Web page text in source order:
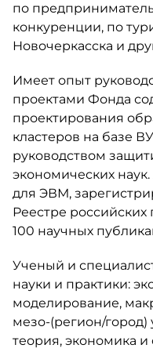
по
конкуренции, по
Новочеркасска и
Имеет опыт
проектами Фонда
проектирования
кластеров на базе
руководством
экономических
для ЭВМ,
Реестре
100 научных
Ученый и
науки и практики:
моделирование,
мезо-(регион/город)
теория, экономика